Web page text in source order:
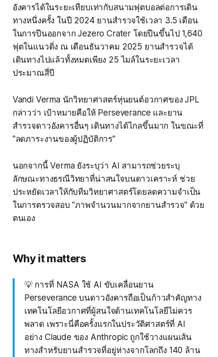
อังคารได้ในระยะเทียบเท่ากับสนามฟุตบอลต่อการเดิน
ทางหนึ่งครั้ง ในปี 2024 ยานสำรวจใช้เวลา 3.5 เดือน
ในการปีนออกจาก Jezero Crater โดยปีนขึ้นไป 1,640
ฟุตในแนวดิ่ง ณ เดือนธันวาคม 2025 ยานสำรวจได้
เดินทางไปแล้วทั้งหมดเพียง 25 ไมล์ในระยะเวลา
ประมาณสี่ปี
Vandi Verma นักวิทยาศาสตร์หุ่นยนต์อวกาศของ JPL
กล่าวว่า เป้าหมายคือให้ Perseverance และยาน
สำรวจดาวอังคารอื่นๆ เดินทางได้ไกลขึ้นมาก ในขณะที่
"ลดภาระงานของผู้ปฏิบัติการ"
นอกจากนี้ Verma ยังระบุว่า AI สามารถช่วยระบุ
ลักษณะทางธรณีวิทยาที่น่าสนใจบนดาวเคราะห์ ช่วย
ประหยัดเวลาให้กับทีมวิทยาศาสตร์โดยลดความจำเป็น
ในการตรวจสอบ "ภาพจำนวนมากจากยานสำรวจ" ด้วย
ตนเอง
Why it matters
💡 การที่ NASA ใช้ AI ขับเคลื่อนยาน
Perseverance บนดาวอังคารถือเป็นก้าวสำคัญทาง
เทคโนโลยีอวกาศที่ผู้สนใจด้านเทคโนโลยีไม่ควร
พลาด เพราะนี่คือครั้งแรกในประวัติศาสตร์ที่ AI
อย่าง Claude ของ Anthropic ถูกใช้วางแผนเส้น
ทางสำหรับยานสำรวจที่อยู่ห่างจากโลกถึง 140 ล้าน